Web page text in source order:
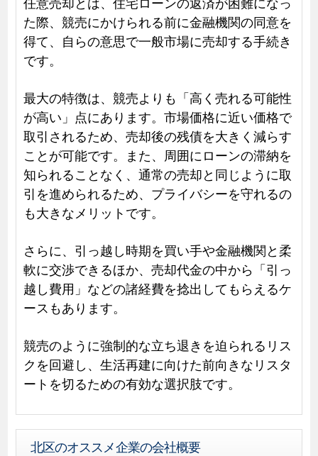
た際、競売にかけられる前に金融機関の同意を
得て、自らの意思で一般市場に売却する手続き
です。
最大の特徴は、競売よりも「高く売れる可能性
が高い」点にあります。市場価格に近い価格で
取引されるため、売却後の残債を大きく減らす
ことが可能です。また、周囲にローンの滞納を
知られることなく、通常の売却と同じように取
引を進められるため、プライバシーを守れるの
も大きなメリットです。
さらに、引っ越し時期を買い手や金融機関と柔
軟に交渉できるほか、売却代金の中から「引っ
越し費用」などの諸経費を捻出してもらえるケ
ースもあります。
競売のように強制的な立ち退きを迫られるリス
クを回避し、生活再建に向けた前向きなリスタ
ートを切るための有効な選択肢です。
北区のオススメ企業の会社概要